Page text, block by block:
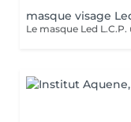
masque visage